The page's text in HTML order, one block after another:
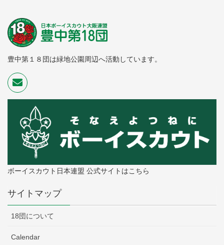
豊中第１８団は緑地公園周辺へ活動しています。
ボーイスカウト日本連盟 公式サイトはこちら
サイトマップ
18団について
Calendar